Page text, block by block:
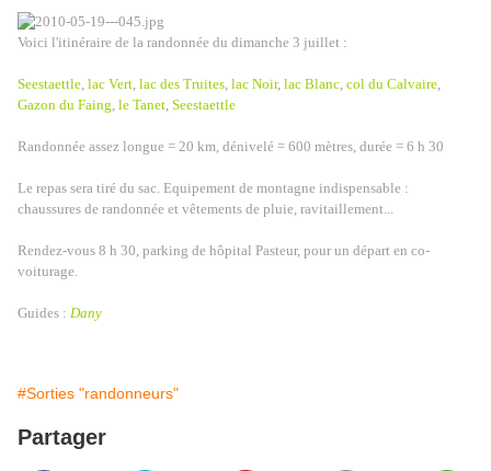
Voici l'itinéraire de la randonnée du dimanche 3 juillet :
Seestaettle, lac Vert, lac des Truites, lac Noir, lac Blanc, col du Calvaire,
Gazon du Faing, le Tanet, Seestaettle
Randonnée assez longue = 20 km, dénivelé = 600 mètres, durée = 6 h 30
Le repas sera tiré du sac. Equipement de montagne indispensable :
chaussures de randonnée et vêtements de pluie, ravitaillement...
Rendez-vous 8 h 30, parking de hôpital Pasteur, pour un départ en co-
voiturage.
Guides : Dany
#Sorties "randonneurs"
Partager